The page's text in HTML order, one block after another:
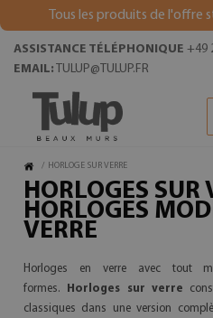
Tous les produits de l'offre
ASSISTANCE TÉLÉPHONIQUE +49
EMAIL: TULUP@TULUP.FR
/ HORLOGE SUR VERRE
HORLOGES SUR
HORLOGES
VERRE
Horloges en verre avec tout
formes.
Horloges sur verre
classiques dans une version